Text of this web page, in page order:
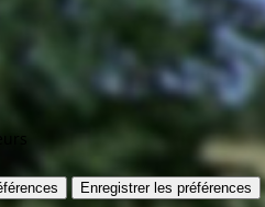
Enregistrer les préférences